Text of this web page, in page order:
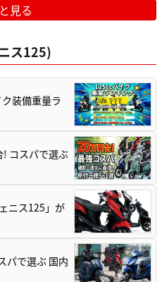
見る
ス125)
装備重量ラ
コスパで選ぶ
ニス125」が
パで選ぶ 国内